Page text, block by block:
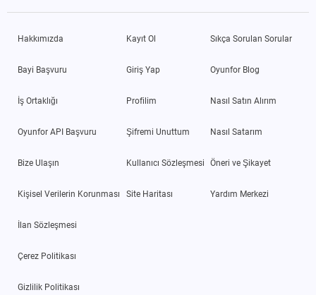
Hakkımızda
Bayi Başvuru
İş Ortaklığı
Oyunfor API Başvuru
Bize Ulaşın
Kişisel Verilerin Korunması
İlan Sözleşmesi
Çerez Politikası
Gizlilik Politikası
Kayıt Ol
Giriş Yap
Profilim
Şifremi Unuttum
Kullanıcı Sözleşmesi
Site Haritası
Sıkça Sorulan Sorular
Oyunfor Blog
Nasıl Satın Alırım
Nasıl Satarım
Öneri ve Şikayet
Yardım Merkezi